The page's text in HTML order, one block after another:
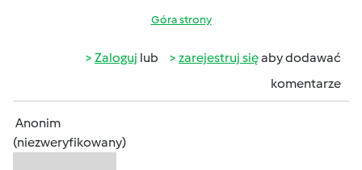
Góra strony
Zaloguj lub zarejestruj sięaby dodawać
komentarze
Anonim
(niezweryfikowany)